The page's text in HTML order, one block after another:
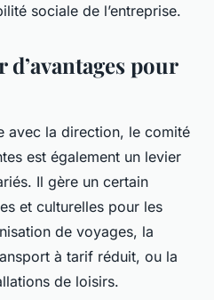
sociale de l’entreprise.
d’avantages pour
avec la direction, le comité
est également un levier
Il gère un certain
et culturelles pour les
de voyages, la
à tarif réduit, ou la
de loisirs.